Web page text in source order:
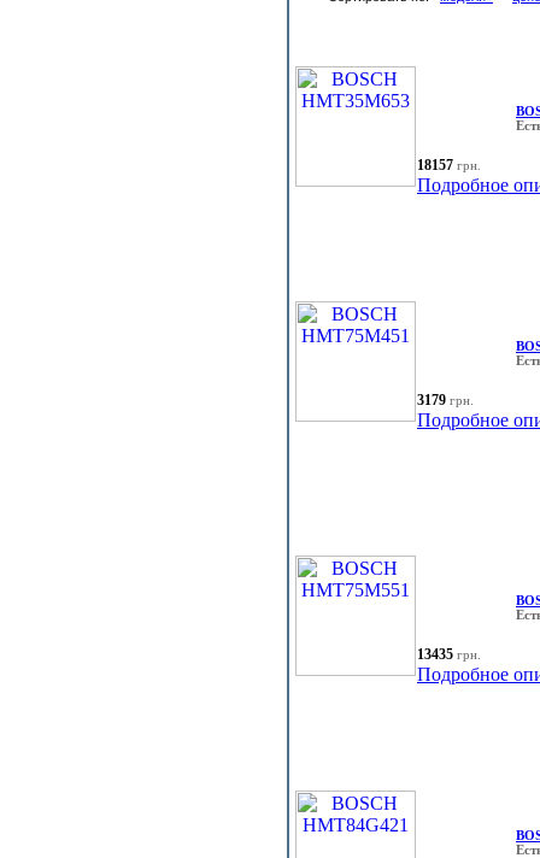
18157 грн.
Подробное
3179 грн.
Подробное
13435 грн.
Подробное